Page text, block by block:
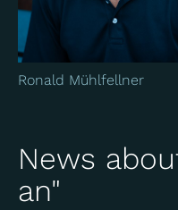
Ronald Mühlfellner
News
an"